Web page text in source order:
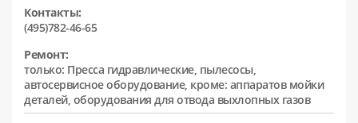
Контакты:
(495)782-46-65
Ремонт:
только: Пресса гидравлические, пылесосы,
автосервисное оборудование, кроме: аппаратов мойки
деталей, оборудования для отвода выхлопных газов